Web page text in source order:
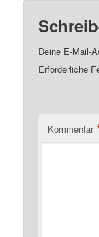
Deine E-Mail-
Erforderliche
Kommentar